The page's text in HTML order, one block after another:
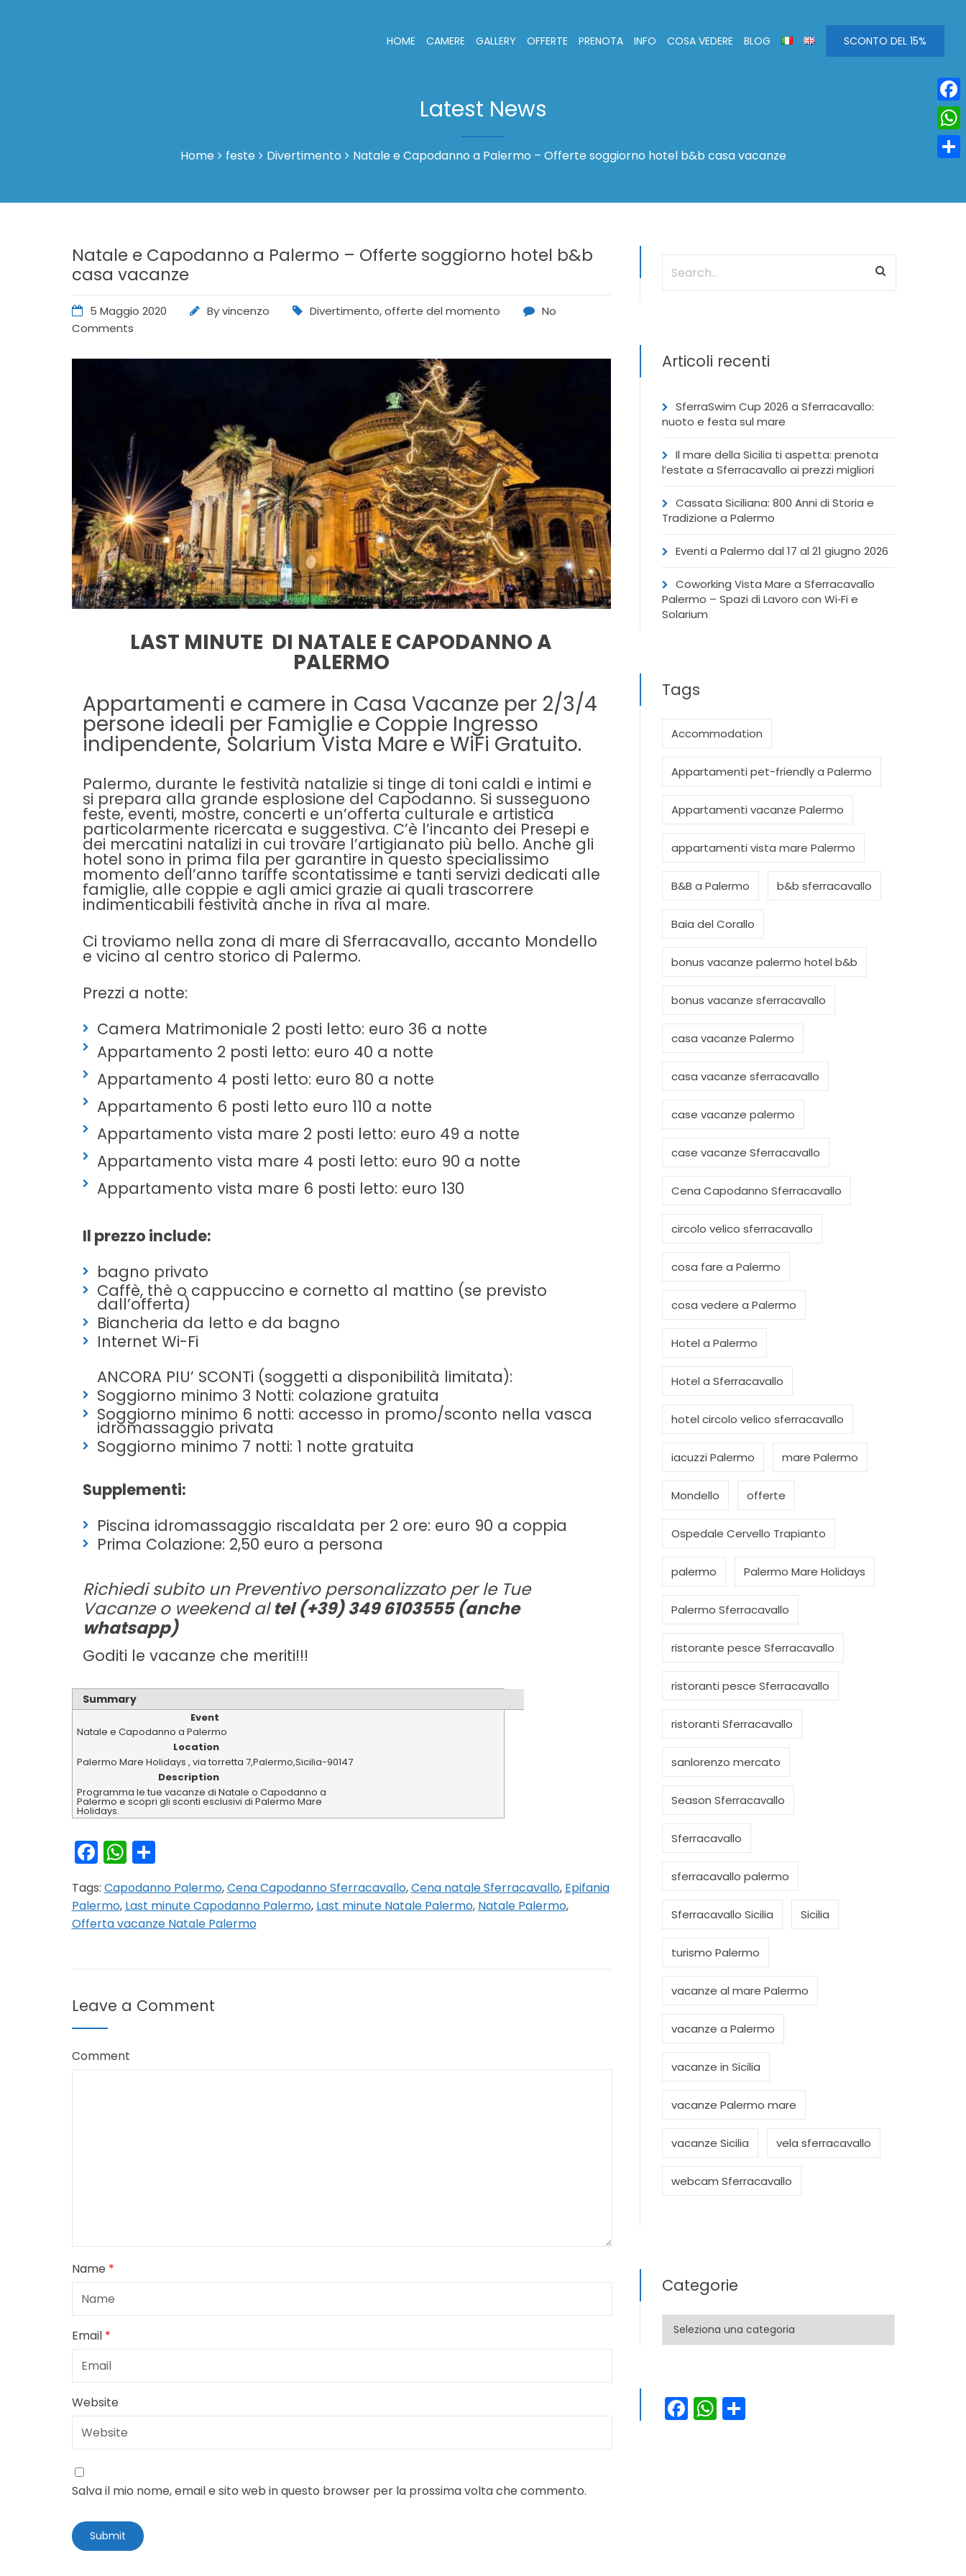
HOME CAMERE GALLERY OFFERTE PRENOTA INFO COSA VEDERE BLOG SCONTO DEL 15%
Latest News
Home feste Divertimento Natale e Capodanno a Palermo – Offerte soggiorno hotel b&b casa vacanze
Natale e Capodanno a Palermo – Offerte soggiorno hotel b&b
casa vacanze
5 Maggio 2020 Byvincenzo Divertimento,offerte del momento
No
Comments
LAST MINUTE DI NATALE E CAPODANNO A
PALERMO
Appartamenti e camere in Casa Vacanze per 2/3/4
persone ideali per Famiglie e Coppie Ingresso
indipendente, Solarium Vista Mare e WiFi Gratuito.
Palermo, durante le festività natalizie si tinge di toni caldi e intimi e
si prepara alla grande esplosione del Capodanno. Si susseguono
feste, eventi, mostre, concerti e un’offerta culturale e artistica
particolarmente ricercata e suggestiva. C’è l’incanto dei Presepi e
dei mercatini natalizi in cui trovare l’artigianato più bello. Anche gli
hotel sono in prima fila per garantire in questo specialissimo
momento dell’anno tariffe scontatissime e tanti servizi dedicati alle
famiglie, alle coppie e agli amici grazie ai quali trascorrere
indimenticabili festività anche in riva al mare.
Ci troviamo nella zona di mare di Sferracavallo, accanto Mondello
e vicino al centro storico di Palermo.
Prezzi a notte:
Camera Matrimoniale 2 posti letto: euro 36 a notte
Appartamento 2 posti letto: euro 40 a notte
Appartamento 4 posti letto: euro 80 a notte
Appartamento 6 posti letto euro 110 a notte
Appartamento vista mare 2 posti letto: euro 49 a notte
Appartamento vista mare 4 posti letto: euro 90 a notte
Appartamento vista mare 6 posti letto: euro 130
Il prezzo include:
bagno privato
Caffè, thè o cappuccino e cornetto al mattino (se previsto
dall’offerta)
Biancheria da letto e da bagno
Internet Wi-Fi
ANCORA PIU’ SCONTi (soggetti a disponibilità limitata):
Soggiorno minimo 3 Notti: colazione gratuita
Soggiorno minimo 6 notti: accesso in promo/sconto nella vasca
idromassaggio privata
Soggiorno minimo 7 notti: 1 notte gratuita
Supplementi:
Piscina idromassaggio riscaldata per 2 ore: euro 90 a coppia
Prima Colazione: 2,50 euro a persona
Richiedi subito un Preventivo personalizzato per le Tue
Vacanze o weekend altel (+39) 349 6103555 (anche
whatsapp)
Goditi le vacanze che meriti!!!
Summary
Event
Natale e Capodanno a Palermo
Location
Palermo Mare Holidays , via torretta 7,Palermo,Sicilia-90147
Description
Programma le tue vacanze di Natale o Capodanno a
Palermo e scopri gli sconti esclusivi di Palermo Mare
Holidays.
Facebook
WhatsApp
Condividi
Tags: Capodanno Palermo,Cena Capodanno Sferracavallo,Cena natale Sferracavallo, Epifania
Palermo, Last minute Capodanno Palermo, Last minute Natale Palermo, Natale Palermo,
Offerta vacanze Natale Palermo
Leave a Comment
Comment
Name *
Email *
Website
Salva il mio nome, email e sito web in questo browser per la prossima volta che commento.
Articoli recenti
SferraSwim Cup 2026 a Sferracavallo:
nuoto e festa sul mare
Il mare della Sicilia ti aspetta: prenota
l’estate a Sferracavallo ai prezzi migliori
Cassata Siciliana: 800 Anni di Storia e
Tradizione a Palermo
Eventi a Palermo dal 17 al 21 giugno 2026
Coworking Vista Mare a Sferracavallo
Palermo – Spazi di Lavoro con Wi‑Fi e
Solarium
Tags
Accommodation
Appartamenti pet-friendly a Palermo
Appartamenti vacanze Palermo
appartamenti vista mare Palermo
B&B a Palermo b&b sferracavallo
Baia del Corallo
bonus vacanze palermo hotel b&b
bonus vacanze sferracavallo
casa vacanze Palermo
casa vacanze sferracavallo
case vacanze palermo
case vacanze Sferracavallo
Cena Capodanno Sferracavallo
circolo velico sferracavallo
cosa fare a Palermo
cosa vedere a Palermo
Hotel a Palermo
Hotel a Sferracavallo
hotel circolo velico sferracavallo
iacuzzi Palermo mare Palermo
Mondello offerte
Ospedale Cervello Trapianto
palermo Palermo Mare Holidays
Palermo Sferracavallo
ristorante pesce Sferracavallo
ristoranti pesce Sferracavallo
ristoranti Sferracavallo
sanlorenzo mercato
Season Sferracavallo
Sferracavallo
sferracavallo palermo
Sferracavallo Sicilia Sicilia
turismo Palermo
vacanze al mare Palermo
vacanze a Palermo
vacanze in Sicilia
vacanze Palermo mare
vacanze Sicilia vela sferracavallo
webcam Sferracavallo
Categorie
Categorie
Facebook
WhatsApp
Condividi